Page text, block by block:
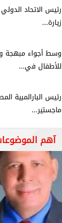
رئيس الاتحاد
زيارة...
وسط أجواء مبهجة
للأطفال في...
رئيس البارالمبية
ماجستير...
آهم